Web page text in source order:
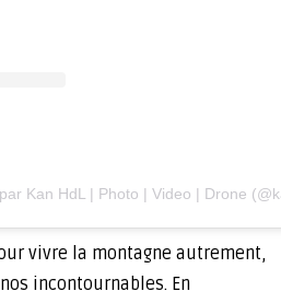
Kan HdL | Photo | Video | Drone
vivre la montagne autrement,
incontournables. En